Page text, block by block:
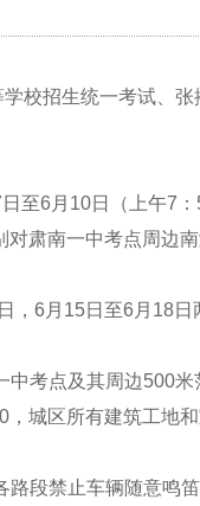
校招生统一考试、
至6月10日（上午7 ：
对肃南一中考点周边
，6 月 15日至6月18日
中考点及其周边500
城区所有建筑工地和
路段禁止车辆随意鸣